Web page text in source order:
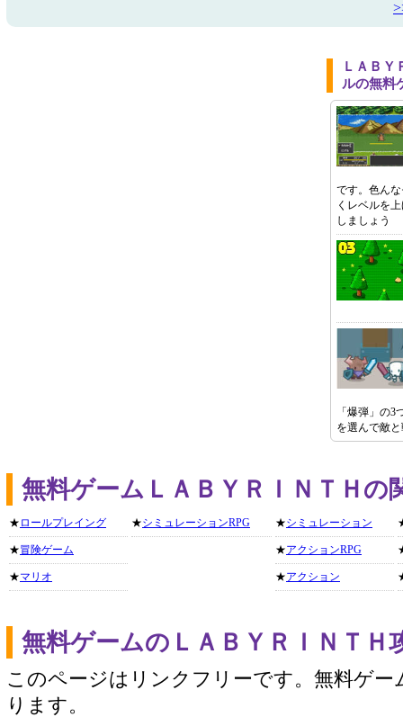
ＬＡＢ
ルの無料
です。色ん
くレベルを
しましょう
「爆弾」の
を選んで敵
無料ゲームＬＡＢＹＲＩＮＴＨの
★ ロールプレイング
★冒険ゲーム
★マリオ
★シミュレーションRPG ★シミュレーション
★アクションRPG
★アクション
無料ゲームのＬＡＢＹＲＩＮＴＨ
このページはリンクフリーです。無料ゲー
ります。